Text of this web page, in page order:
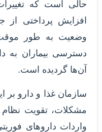
حالی است که
افزایش پرداختی
وضعیت به طور
دسترسی بیماران به
آن‌ها گردیده است.
سازمان غذا و دارو بر
مشکلات، تقویت
واردات داروهای